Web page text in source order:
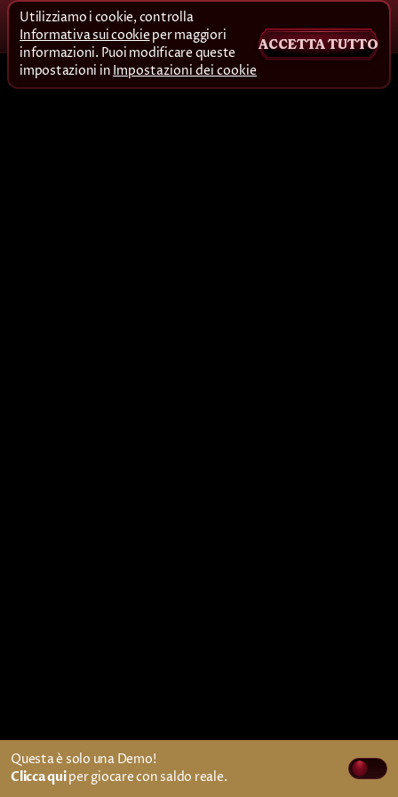
Questa è solo una Demo!
Clicca quiper giocare con saldo reale.
Utilizziamo i cookie, controlla
Informativa sui cookieper maggiori
informazioni. Puoi modificare queste
impostazioni in Impostazioni dei cookie
ACCETTA TUTTO